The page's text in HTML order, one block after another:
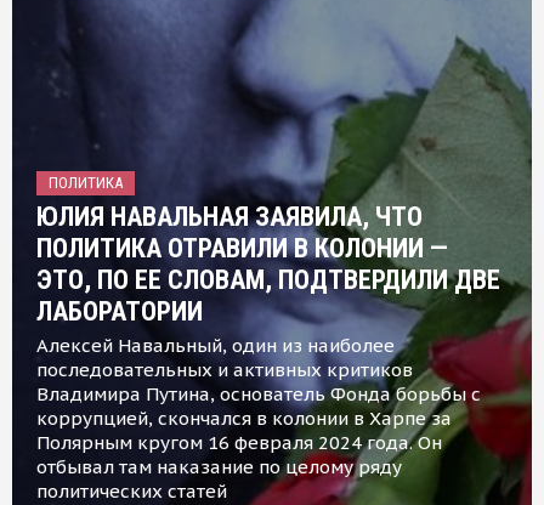
ПОЛИТИКА
ЮЛИЯ НАВАЛЬНАЯ ЗАЯВИЛА, ЧТО
ПОЛИТИКА ОТРАВИЛИ В КОЛОНИИ —
ЭТО, ПО ЕЕ СЛОВАМ, ПОДТВЕРДИЛИ ДВЕ
ЛАБОРАТОРИИ
Алексей Навальный, один из наиболее
последовательных и активных критиков
Владимира Путина, основатель Фонда борьбы с
коррупцией, скончался в колонии в Харпе за
Полярным кругом 16 февраля 2024 года. Он
отбывал там наказание по целому ряду
политических статей